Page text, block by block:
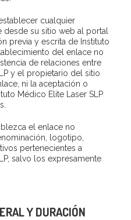
cualquier
su sitio web al portal
previa y escrita de Instituto
del enlace no
de relaciones entre
y el propietario del sitio
ni la aceptación o
Médico Elite Laser SLP
el enlace no
logotipo,
pertenecientes a
salvo los expresamente
Y DURACIÓN